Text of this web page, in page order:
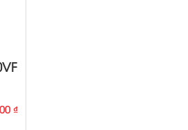
₫Current